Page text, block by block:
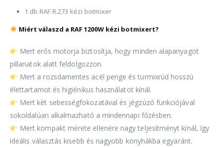
1 db RAF R.273 kézi botmixer
Miért válaszd a RAF 1200W kézi botmixert?
Mert erős motorja biztosítja, hogy minden alapanyagot
pillanatok alatt feldolgozzon.
Mert a rozsdamentes acél penge és turmixrúd hosszú
élettartamot és higiénikus használatot kínál.
Mert két sebességfokozatával és jégzúzó funkciójával
sokoldalúan alkalmazható a mindennapi főzésben.
Mert kompakt mérete ellenére nagy teljesítményt kínál, így
ideális választás kisebb és nagyobb konyhákba egyaránt.